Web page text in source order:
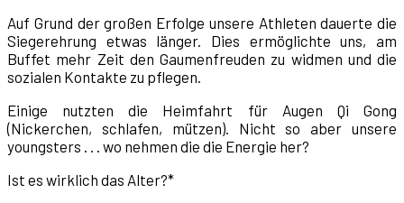
Auf Grund der großen Erfolge unsere Athleten dauerte die
Siegerehrung etwas länger. Dies ermöglichte uns, am
Buffet mehr Zeit den Gaumenfreuden zu widmen und die
sozialen Kontakte zu pflegen.
Einige nutzten die Heimfahrt für Augen Qi Gong
(Nickerchen, schlafen, mützen). Nicht so aber unsere
youngsters . . . wo nehmen die die Energie her?
Ist es wirklich das Alter?*